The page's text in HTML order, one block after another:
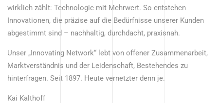
wirklich zählt: Technologie mit Mehrwert. So entstehen
Innovationen, die präzise auf die Bedürfnisse unserer Kunden
abgestimmt sind – nachhaltig, durchdacht, praxisnah.
Unser „Innovating Network“ lebt von offener Zusammenarbeit,
Marktverständnis und der Leidenschaft, Bestehendes zu
hinterfragen. Seit 1897. Heute vernetzter denn je.
Kai Kalthoff